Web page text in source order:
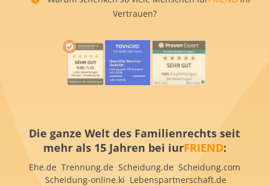
Vertrauen?
Die ganze Welt des Familienrechts seit
mehr als 15 Jahren bei iurFRIEND:
Ehe.de Trennung.de Scheidung.de Scheidung.com
Scheidung-online.ki Lebenspartnerschaft.de